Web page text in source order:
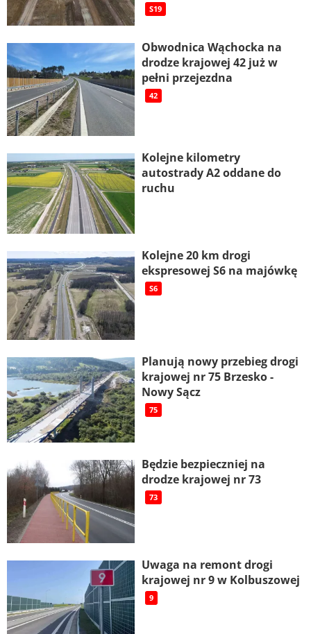
S19
Obwodnica Wąchocka na
drodze krajowej 42 już w
pełni przejezdna
42
Kolejne kilometry
autostrady A2 oddane do
ruchu
Kolejne 20 km drogi
ekspresowej S6 na majówkę
S6
Planują nowy przebieg drogi
krajowej nr 75 Brzesko -
Nowy Sącz
75
Będzie bezpieczniej na
drodze krajowej nr 73
73
Uwaga na remont drogi
krajowej nr 9 w Kolbuszowej
9